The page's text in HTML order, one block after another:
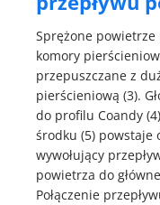
Sprężone powietrze
komory
przepuszczane z
pierścieniową (3).
do profilu Coandy
środku (5) powstaje
wywołujący
powietrza do
Połączenie